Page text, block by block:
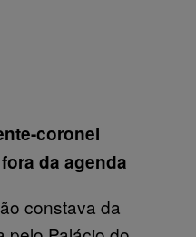
coronel
da agenda
constava da